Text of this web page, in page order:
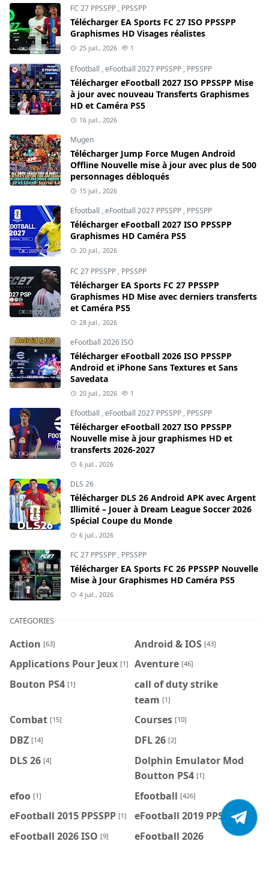
FC 27 PPSSPP , PPSSPP
Télécharger EA Sports FC 27 ISO PPSSPP
Graphismes HD Visages réalistes
25 juil., 2026 1
Efootball ,eFootball 2027 PPSSPP , PPSSPP
Télécharger eFootball 2027 ISO PPSSPP Mise
à jour avec nouveau Transferts Graphismes
HD et Caméra PS5
16 juil., 2026
Mugen
Télécharger Jump Force Mugen Android
Offline Nouvelle mise à jour avec plus de 500
personnages débloqués
15 juil., 2026
Efootball ,eFootball 2027 PPSSPP , PPSSPP
Télécharger eFootball 2027 ISO PPSSPP
Graphismes HD Caméra PS5
20 juil., 2026
FC 27 PPSSPP , PPSSPP
Télécharger EA Sports FC 27 PPSSPP
Graphismes HD Mise avec derniers transferts
et Caméra PS5
28 juil., 2026
eFootball 2026 ISO
Télécharger eFootball 2026 ISO PPSSPP
Android et iPhone Sans Textures et Sans
Savedata
20 juil., 2026 1
Efootball ,eFootball 2027 PPSSPP , PPSSPP
Télécharger eFootball 2027 ISO PPSSPP
Nouvelle mise à jour graphismes HD et
transferts 2026-2027
6 juil., 2026
DLS 26
Télécharger DLS 26 Android APK avec Argent
Illimité – Jouer à Dream League Soccer 2026
Spécial Coupe du Monde
6 juil., 2026
FC 27 PPSSPP , PPSSPP
Télécharger EA Sports FC 26 PPSSPP Nouvelle
Mise à Jour Graphismes HD Caméra PS5
4 juil., 2026
CATEGORIES
Action [63] Android & IOS [43]
Applications Pour Jeux [1] Aventure [46]
Bouton PS4 [1]
call of duty strike
team [1]
Combat [15] Courses [10]
DBZ [14] DFL 26 [2]
DLS 26 [4]
Dolphin Emulator Mod
Boutton PS4 [1]
efoo [1] Efootball [426]
eFootball 2015 PPSSPP [1] eFootball 2019 PPSSPP [1]
eFootball 2026 ISO [9]
eFootball 2026